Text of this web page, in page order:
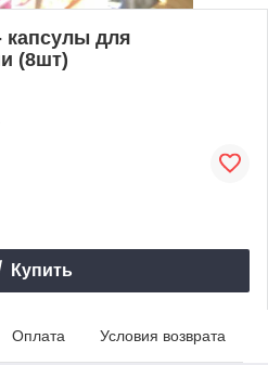
капсулы для
(8шт)
Купить
Оплата Условия возврата